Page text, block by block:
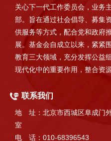
关心下一代工作委员会，业务
部。旨在通过社会倡导、募集
供服务等方式，配合党和政府
展。基金会自成立以来，紧紧
教育三大领域，充分发挥公益
现代化中的重要作用，整合资源
联系我们
地 址：北京市西城区阜成门
室
电 话：010-68396543